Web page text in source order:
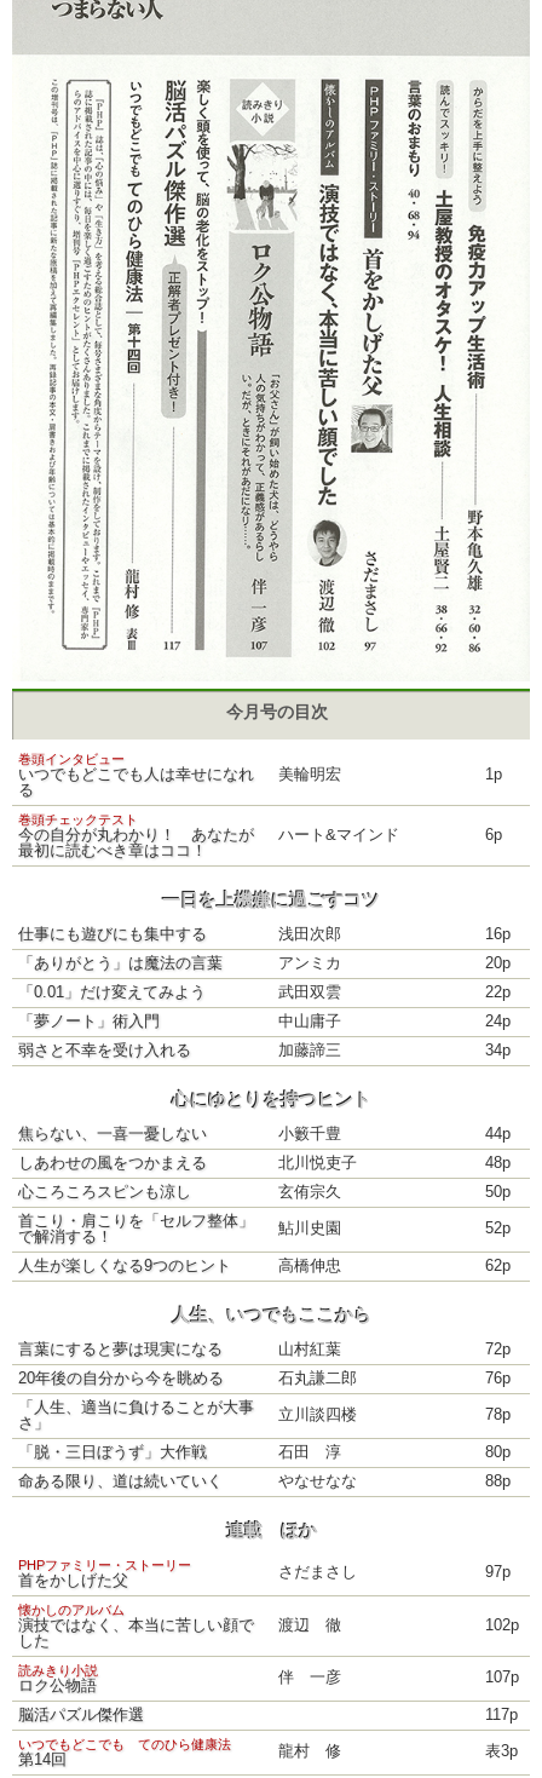
今月号の目次
巻頭インタビュー
いつでもどこでも人は幸せになれ
る
美輪明宏 1p
巻頭チェックテスト
今の自分が丸わかり！ あなたが
最初に読むべき章はココ！
ハート&マインド 6p
一日を上機嫌に過ごすコツ
仕事にも遊びにも集中する 浅田次郎
16p
「ありがとう」は魔法の言葉
アンミカ
20p
「0.01」だけ変えてみよう
武田双雲
22p
「夢ノート」術入門
中山庸子
24p
弱さと不幸を受け入れる
加藤諦三 34p
心にゆとりを持つヒント
焦らない、一喜一憂しない 小籔千豊
44p
しあわせの風をつかまえる
北川悦吏子
48p
心ころころスピンも涼し
玄侑宗久
50p
首こり・肩こりを「セルフ整体」
で解消する！
鮎川史園 52p
人生が楽しくなる9つのヒント 高橋伸忠 62p
人生、いつでもここから
言葉にすると夢は現実になる 山村紅葉
72p
20年後の自分から今を眺める
石丸謙二郎
76p
「人生、適当に負けることが大事
さ」
立川談四楼 78p
「脱・三日ぼうず」大作戦 石田 淳
80p
命ある限り、道は続いていく
やなせなな 88p
連載 ほか
PHPファミリー・ストーリー
首をかしげた父 さだまさし 97p
懐かしのアルバム
演技ではなく、本当に苦しい顔で
した
渡辺 徹 102p
読みきり小説
ロク公物語 伴 一彦 107p
脳活パズル傑作選 117p
いつでもどこでも てのひら健康法
第14回 龍村 修 表3p